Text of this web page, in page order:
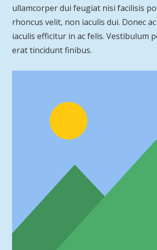
ullamcorper dui feugiat nisi facilisis
rhoncus velit, non iaculis dui. Donec
iaculis efficitur in ac felis. Vestibulum
erat tincidunt finibus.